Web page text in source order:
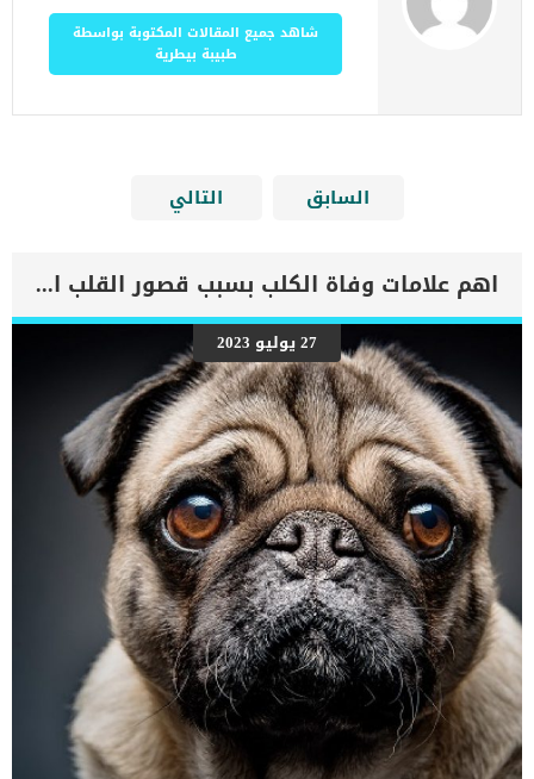
شاهد جميع المقالات المكتوبة بواسطة
طبيبة بيطرية
السابق التالي
اهم علامات وفاة الكلب بسبب قصور القلب الاحتقانى
27 يوليو 2023